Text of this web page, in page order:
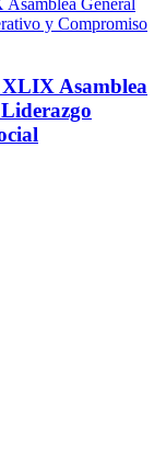
Asamblea